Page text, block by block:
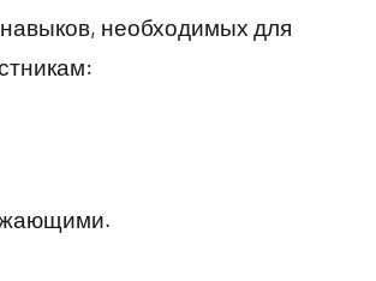
необходимых для